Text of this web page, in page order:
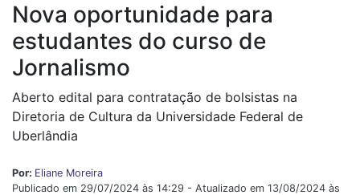
Nova oportunidade para
estudantes do curso de
Jornalismo
Aberto edital para contratação de bolsistas na
Diretoria de Cultura da Universidade Federal de
Uberlândia
Por: Eliane Moreira
Publicado em 29/07/2024 às 14:29 - Atualizado em 13/08/2024 às